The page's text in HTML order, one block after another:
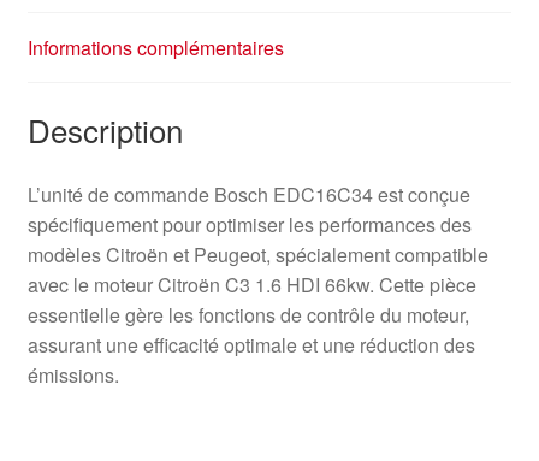
Informations complémentaires
Description
L’unité de commande Bosch EDC16C34 est conçue
spécifiquement pour optimiser les performances des
modèles Citroën et Peugeot, spécialement compatible
avec le moteur Citroën C3 1.6 HDI 66kw. Cette pièce
essentielle gère les fonctions de contrôle du moteur,
assurant une efficacité optimale et une réduction des
émissions.